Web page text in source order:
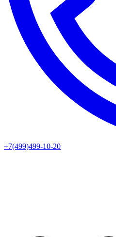
+7(499)499-10-20